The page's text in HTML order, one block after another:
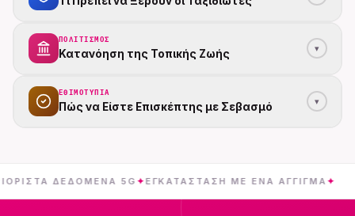
ΠΟΛΙΤΙΣΜΌΣ
Κατανόηση της Τοπικής Ζωής ▾
ΕΘΙΜΟΤΥΠΊΑ
Πώς να Είστε Επισκέπτης με Σεβασμό ▾
ΔΕΔΟΜΈΝΑ 5G✦ ΕΓΚΑΤΆΣΤΑΣΗ ΜΕ ΈΝΑ ΆΓΓΙΓΜΑ✦